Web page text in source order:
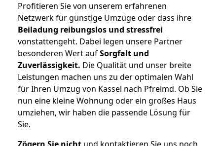
Profitieren Sie von unserem erfahrenen
Netzwerk für günstige Umzüge oder dass ihre
Beiladung reibungslos und stressfrei
vonstattengeht. Dabei legen unsere Partner
besonderen Wert aufSorgfalt und
Zuverlässigkeit. Die Qualität und unser breite
Leistungen machen uns zu der optimalen Wahl
für Ihren Umzug von Kassel nach Pfreimd. Ob Sie
nun eine kleine Wohnung oder ein großes Haus
umziehen, wir haben die passende Lösung für
Sie.